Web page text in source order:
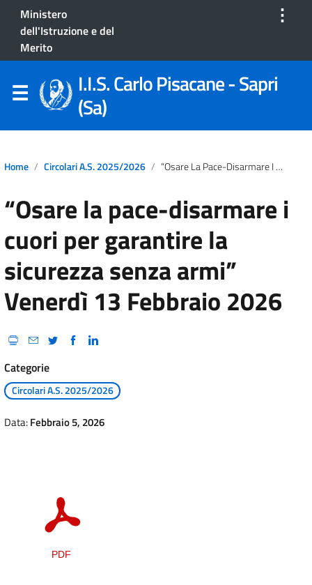
Ministero
dell'Istruzione e del
Merito
⋮
I.I.S. Carlo Pisacane - Sapri
(Sa)
Home Circolari A.S. 2025/2026 “Osare La Pace-Disarmare I Cuori Per Garantire La Sicurezza Senza Armi” Venerdì 13 Febbraio 2026
“Osare la pace-disarmare i
cuori per garantire la
sicurezza senza armi”
Venerdì 13 Febbraio 2026
Categorie
Circolari A.S. 2025/2026
Data:Febbraio 5, 2026